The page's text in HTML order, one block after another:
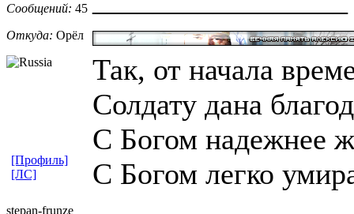
Сообщений: 45
Откуда: Орёл
Так, от начала
Солдату дана
С Богом надежнее
С Богом легко
[Профиль]
[ЛС]
stepan-frunz​e